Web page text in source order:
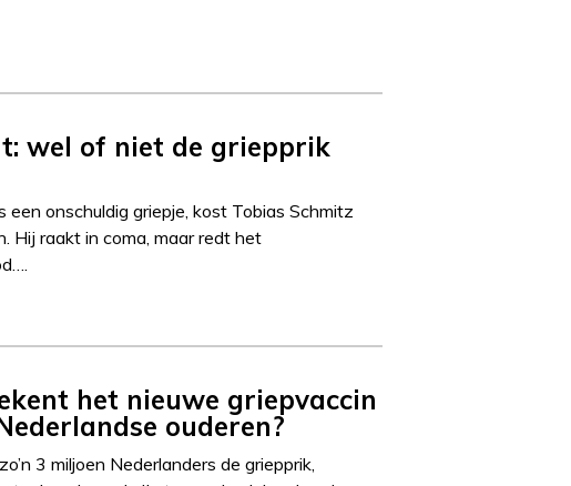
wel of niet de griepprik
een onschuldig griepje, kost Tobias Schmitz
Hij raakt in coma, maar redt het
het nieuwe griepvaccin
ouderen?
3 miljoen Nederlanders de griepprik,